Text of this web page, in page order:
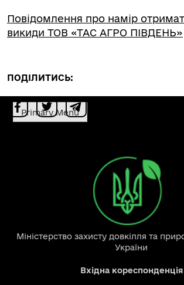
Повідомлення про намір
викиди ТОВ «ТАС АГРО ПІВДЕНЬ»
ПОДІЛИТИСЬ:
Primary Menu
Міністерство захисту довкілля та
України
Вхідна кореспонденція